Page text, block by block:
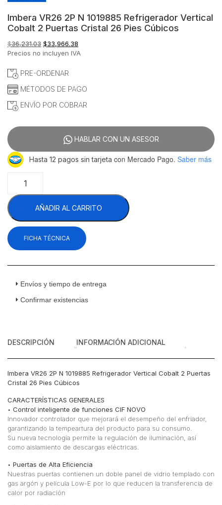
Imbera VR26 2P N 1019885 Refrigerador Vertical
Cobalt 2 Puertas Cristal 26 Pies Cúbicos
$36,231.03 El
precio
era:
$33,966.38
precio
Precios no incluyen IVA
PRE-ORDENAR
MÉTODOS DE PAGO
ENVÍO POR COBRAR
HABLAR CON UN ASESOR
Hasta 12 pagos sin tarjeta con Mercado Pago. Saber más
2P
N
1019885
Refrigerador
Vertical
Cobalt
Cristal
Pies
AÑADIR AL CARRITO
FICHA TÉCNICA
Envíos y tiempo de entrega
Confirmar existencias
DESCRIPCIÓN INFORMACIÓN ADICIONAL
Imbera VR26 2P N 1019885 Refrigerador Vertical Cobalt 2 Puertas
Cristal 26 Pies Cúbicos
CARACTERÍSTICAS GENERALES
• Control inteligente de funciones CIF NOVO
Innovador controlador que mejorará el desempeño del enfriador,
garantizando la tempeartura del producto para su consumo.
Su nueva tecnología permite la regulación de iluminación, así
como aislamiento de descargas eléctricas.
• Puertas de Alta Eficiencia
Nuestras puertas contienen un doble panel de vidrio templado con
gas argón y película Low-E por lo que reducen la transferencia de
calor por radiación